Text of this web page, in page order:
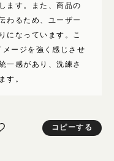
ます。また、商品の
わるため、ユーザー
になっています。こ
ージを強く感じさせ
一感があり、洗練さ
す。
コピーする